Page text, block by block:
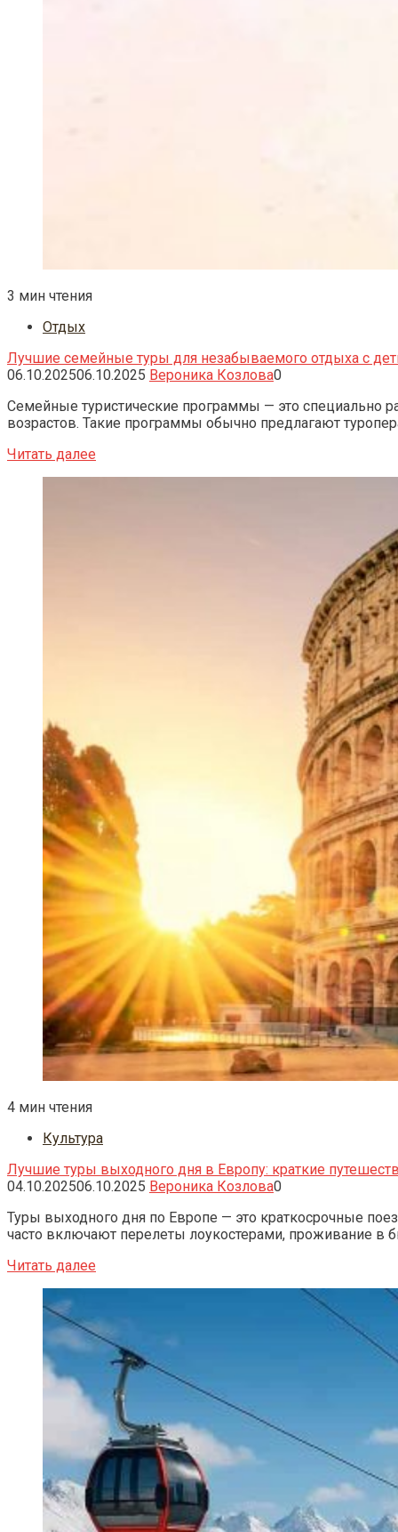
3 мин чтения
Отдых
Лучшие семейные туры для незабываемого отдыха с
06.10.202506.10.2025 Вероника Козлова0
Семейные туристические программы — это специально
возрастов. Такие программы обычно предлагают
Читать далее
4 мин чтения
Культура
Лучшие туры выходного дня в Европу: краткие
04.10.202506.10.2025 Вероника Козлова0
Туры выходного дня по Европе — это краткосрочные
часто включают перелеты лоукостерами, проживание в
Читать далее